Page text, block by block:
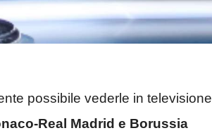
possibile vederle in televisione
Real Madrid e Borussia